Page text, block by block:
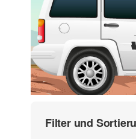
Filter und